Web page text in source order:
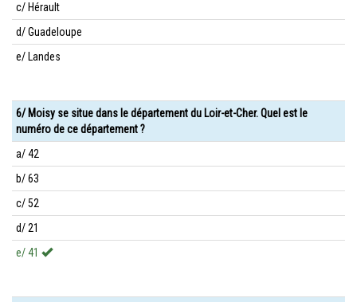
c/ Hérault
d/ Guadeloupe
e/ Landes
6/ Moisy se situe dans le département du Loir-et-Cher. Quel est le
numéro de ce département ?
a/ 42
b/ 63
c/ 52
d/ 21
e/ 41